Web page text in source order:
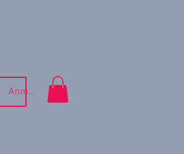
Anmelden